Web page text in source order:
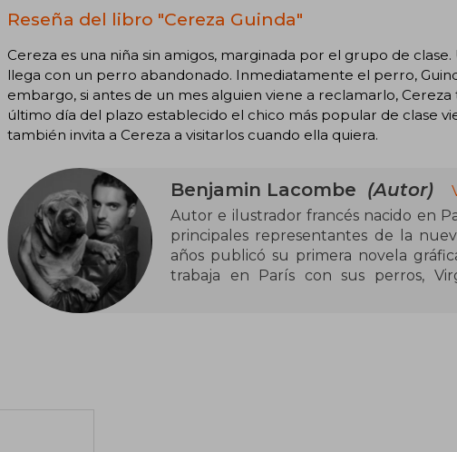
Reseña del libro "Cereza Guinda"
Cereza es una niña sin amigos, marginada por el grupo de
llega con un perro abandonado. Inmediatamente el perro,
embargo, si antes de un mes alguien viene a reclamarlo,
último día del plazo establecido el chico más popular de clase
también invita a Cereza a visitarlos cuando ella quiera.
Benjamin Lacombe (Autor)
Autor e ilustrador francés nacido en
principales representantes de la
años publicó su primera novela
trabaja en París con sus perros,